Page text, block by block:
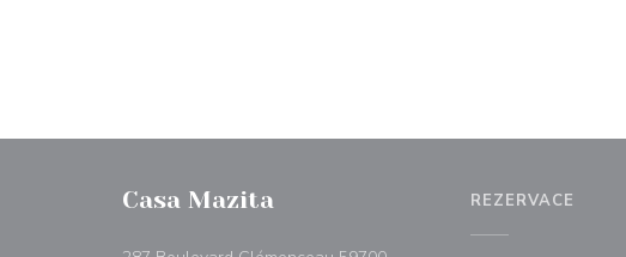
Casa Mazita REZERVACE